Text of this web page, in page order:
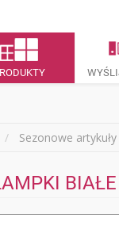
Sezonowe artykuły